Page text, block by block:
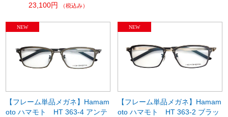
23,100円
（税込み）
【フレーム単品メガネ】Hamam
oto ハマモト HT 363-4 アンテ
【フレーム単品メガネ】Hamam
oto ハマモト HT 363-2 ブラッ